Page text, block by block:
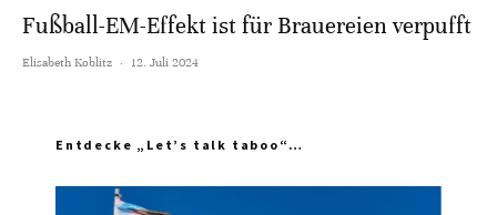
Fußball-EM-Effekt ist für Brauereien verpufft
Elisabeth Koblitz · 12. Juli 2024
Entdecke „Let’s talk taboo“…